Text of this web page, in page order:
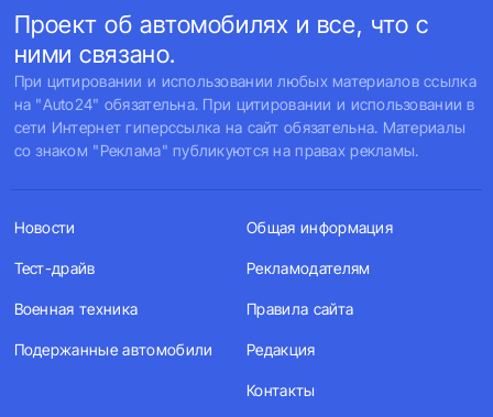
Проект об автомобилях и все, что с
ними связано.
При цитировании и использовании любых материалов ссылка
на "Auto24" обязательна. При цитировании и использовании в
сети Интернет гиперссылка на сайт обязательна. Материалы
со знаком "Реклама" публикуются на правах рекламы.
Новости
Тест-драйв
Военная техника
Подержанные автомобили
Общая информация
Рекламодателям
Правила сайта
Редакция
Контакты